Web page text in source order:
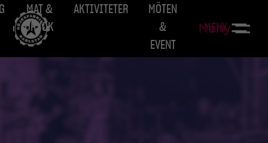
MAT &
DRYCK
AKTIVITETER
MÖTEN
&
EVENT
MENY
Meny